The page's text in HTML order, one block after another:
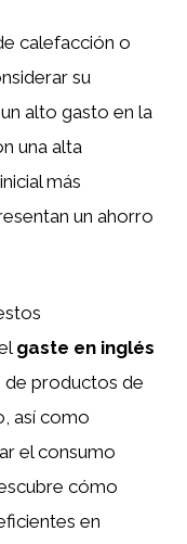
calefacción o
su
alto gasto en la
una alta
más
un ahorro
gaste en inglés
de productos de
así como
el consumo
cómo
en